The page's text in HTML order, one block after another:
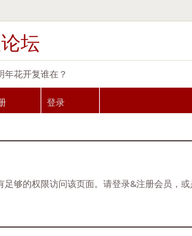
坛
年花开复谁在？
登录
足够的权限访问该页面。请登录&注册会员，